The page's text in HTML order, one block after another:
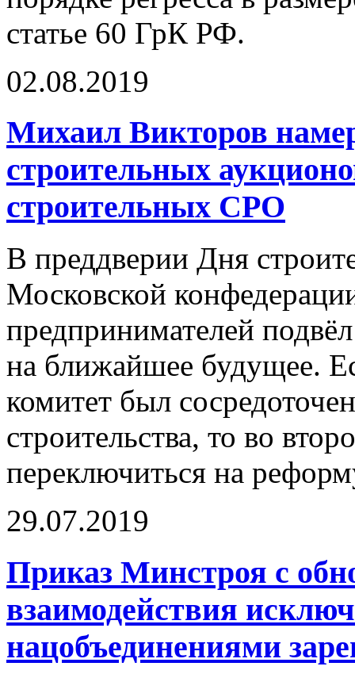
статье 60 ГрК РФ.
02.08.2019
Михаил Викторов
строительных
строительных СРО
В преддверии Дня
Московской
предпринимателей
на ближайшее будущее.
комитет был
строительства, то во
переключиться на
29.07.2019
Приказ Минстроя с
взаимодействия
нацобъединениями